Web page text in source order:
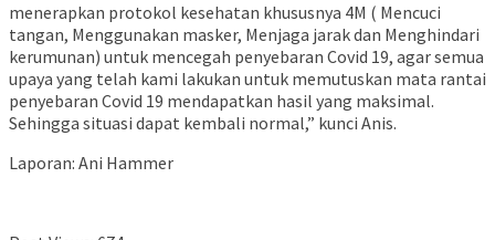
menerapkan protokol kesehatan khususnya 4M ( Mencuci
tangan, Menggunakan masker, Menjaga jarak dan Menghindari
kerumunan) untuk mencegah penyebaran Covid 19, agar semua
upaya yang telah kami lakukan untuk memutuskan mata rantai
penyebaran Covid 19 mendapatkan hasil yang maksimal.
Sehingga situasi dapat kembali normal,” kunci Anis.
Laporan: Ani Hammer